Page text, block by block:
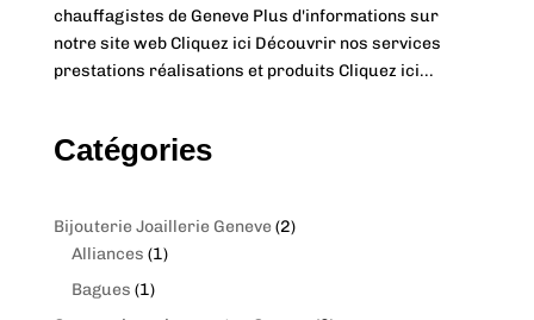
chauffagistes de Geneve Plus d'informations sur
notre site web Cliquez ici Découvrir nos services
prestations réalisations et produits Cliquez ici...
Catégories
Bijouterie Joaillerie Geneve 22
Alliances 11
Bagues 11